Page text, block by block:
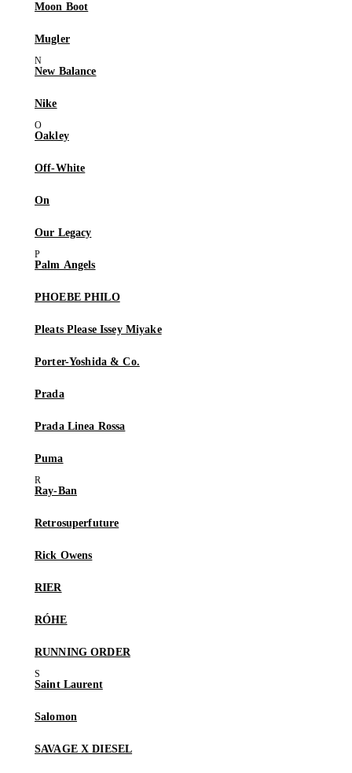
Moon Boot
Mugler
New Balance
Nike
Oakley
Off-White
On
Our Legacy
Palm Angels
PHOEBE PHILO
Pleats Please Issey Miyake
Porter-Yoshida & Co.
Prada
Prada Linea Rossa
Puma
Ray-Ban
Retrosuperfuture
Rick Owens
RIER
RÓHE
RUNNING ORDER
Saint Laurent
Salomon
SAVAGE X DIESEL